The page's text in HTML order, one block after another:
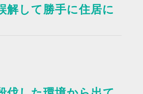
解して勝手に住居に